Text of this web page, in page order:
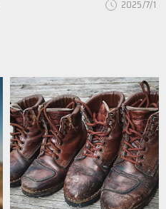
2025/7/1